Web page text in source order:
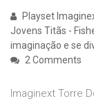
Playset
Jovens Titãs -
imaginação e se
2 Comments
Imaginext Torre